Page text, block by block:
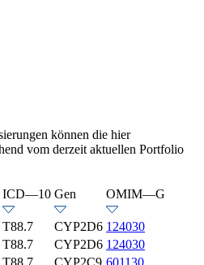
können die hier
vom derzeit aktuellen Portfolio
ICD—10 Gen OMIM—G
T88.7 CYP2D6 124030
T88.7 CYP2D6 124030